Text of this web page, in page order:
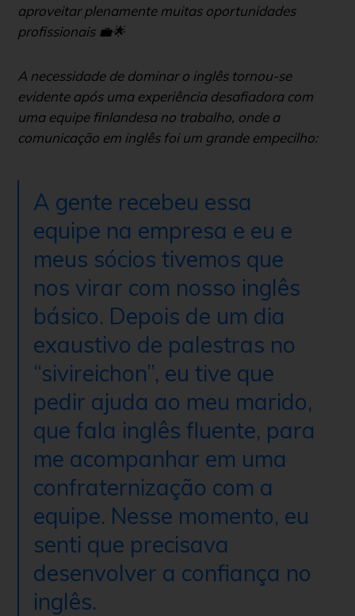
aproveitar plenamente muitas oportunidades
profissionais 💼🌟
A necessidade de dominar o inglês tornou-se
evidente após uma experiência desafiadora com
uma equipe finlandesa no trabalho, onde a
comunicação em inglês foi um grande empecilho:
A gente recebeu essa
equipe na empresa e eu e
meus sócios tivemos que
nos virar com nosso inglês
básico. Depois de um dia
exaustivo de palestras no
“sivireichon”, eu tive que
pedir ajuda ao meu marido,
que fala inglês fluente, para
me acompanhar em uma
confraternização com a
equipe. Nesse momento, eu
senti que precisava
desenvolver a confiança no
inglês.